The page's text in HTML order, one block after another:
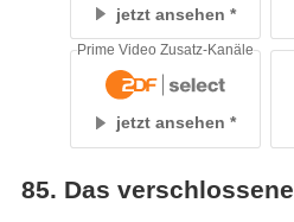
jetzt ansehen
jetzt ansehen
Prime Video Zusatz-Kanäle
85. Das